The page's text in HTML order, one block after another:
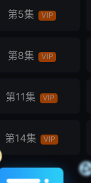
第5集 VIP
第8集 VIP
第11集 VIP
第14集 VIP